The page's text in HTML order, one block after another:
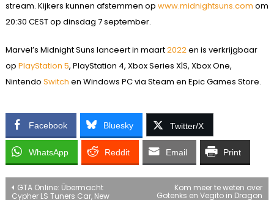
stream. Kijkers kunnen afstemmen op www.midnightsuns.com om
20:30 CEST op dinsdag 7 september.
Marvel’s Midnight Suns lanceert in maart2022en is verkrijgbaar
op PlayStation 5, PlayStation 4, Xbox Series X|S, Xbox One,
Nintendo Switch en Windows PC via Steam en Epic Games Store.
Facebook Bluesky Twitter/X
WhatsApp Reddit Email Print
Bericht
GTA Online: Übermacht
Cypher LS Tuners Car, New
Kom meer te weten over
Gotenks en Vegito in Dragon